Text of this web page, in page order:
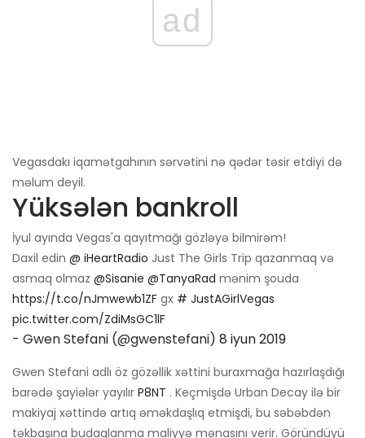
ad
Vegasdakı iqamətgahının sərvətini nə qədər təsir etdiyi də
məlum deyil.
Yüksələn bankroll
İyul ayında Vegas'a qayıtmağı gözləyə bilmirəm!
Daxil edin @ iHeartRadio Just The Girls Trip qazanmaq və
asmaq olmaz @Sisanie @TanyaRad mənim şouda
https://t.co/nJmwewb1ZF gx # JustAGirlVegas
pic.twitter.com/ZdiMsGC1lF
- Gwen Stefani (@gwenstefani) 8 iyun 2019
Gwen Stefani adlı öz gözəllik xəttini buraxmağa hazırlaşdığı
barədə şayiələr yayılır P8NT . Keçmişdə Urban Decay ilə bir
makiyaj xəttində artıq əməkdaşlıq etmişdi, bu səbəbdən
təkbaşına budaqlanma maliyyə mənasını verir. Göründüyü